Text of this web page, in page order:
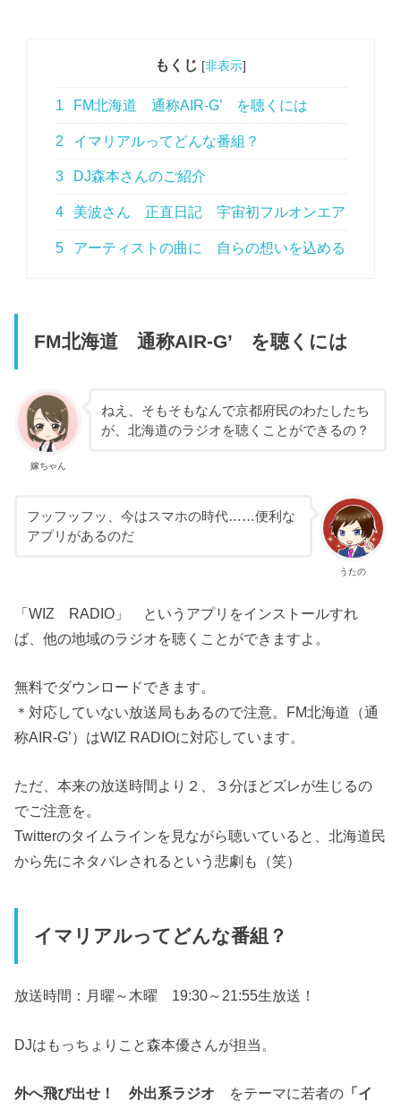
もくじ [非表示]
1 FM北海道 通称AIR-G’ を聴くには
2 イマリアルってどんな番組？
3 DJ森本さんのご紹介
4 美波さん 正直日記 宇宙初フルオンエア
5 アーティストの曲に 自らの想いを込める
FM北海道 通称AIR-G’ を聴くには
嫁ちゃん
ねえ、そもそもなんで京都府民のわたしたち
が、北海道のラジオを聴くことができるの？
うたの
フッフッフッ、今はスマホの時代……便利な
アプリがあるのだ
「WIZ RADIO」 というアプリをインストールすれ
ば、他の地域のラジオを聴くことができますよ。
無料でダウンロードできます。
＊対応していない放送局もあるので注意。FM北海道（通
称AIR-G’）はWIZ RADIOに対応しています。
ただ、本来の放送時間より２、３分ほどズレが生じるの
でご注意を。
Twitterのタイムラインを見ながら聴いていると、北海道民
から先にネタバレされるという悲劇も（笑）
イマリアルってどんな番組？
放送時間：月曜～木曜 19:30～21:55生放送！
DJはもっちょりこと森本優さんが担当。
外へ飛び出せ！ 外出系ラジオ をテーマに若者の 「イ